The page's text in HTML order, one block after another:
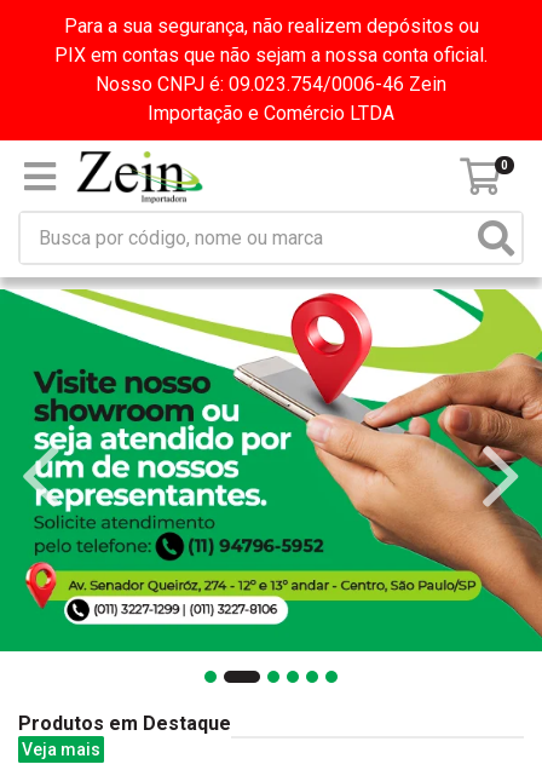
Para a sua segurança, não realizem depósitos ou
PIX em contas que não sejam a nossa conta oficial.
Nosso CNPJ é: 09.023.754/0006-46 Zein
Importação e Comércio LTDA
0
Produtos em Destaque
Veja mais